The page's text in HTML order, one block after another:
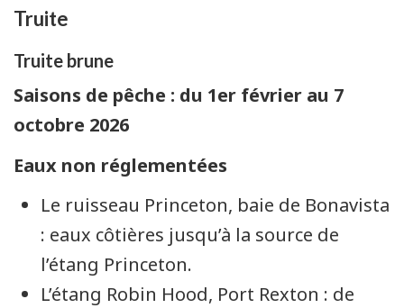
Truite
Truite brune
Saisons de pêche : du 1er février au 7
octobre 2026
Eaux non réglementées
Le ruisseau Princeton, baie de Bonavista
: eaux côtières jusqu’à la source de
l’étang Princeton.
L’étang Robin Hood, Port Rexton : de